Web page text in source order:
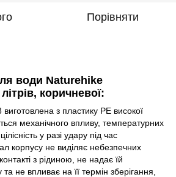
Порівняти
води Naturehike
коричневої:
з пластику PE високої
механічного впливу, температурних
у разі удару під час
корпусу не виділяє небезпечних
з рідиною, не надає їй
не впливає на її термін зберігання,